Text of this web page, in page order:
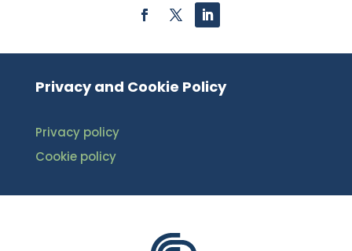
Privacy and Cookie Policy
Privacy policy
Cookie policy